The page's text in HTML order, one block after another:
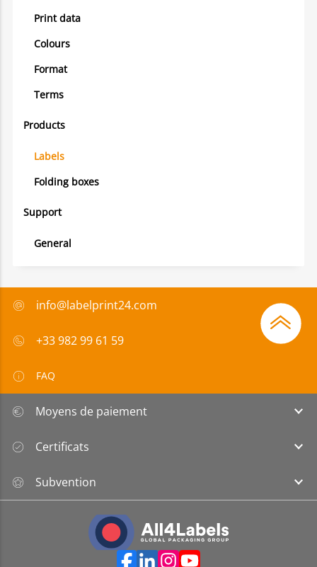
Print data
Colours
Format
Terms
Products
Labels
Folding boxes
Support
General
info@labelprint24.com
+33 982 99 61 59
FAQ
Moyens de paiement
Certificats
Subvention